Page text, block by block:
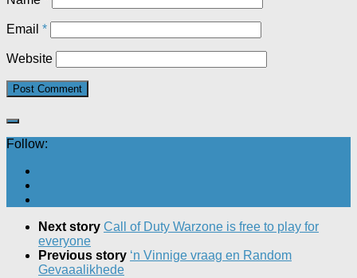
Email *
Website
Follow:
Next story Call of Duty Warzone is free to play for
everyone
Previous story ‘n Vinnige vraag en Random
Gevaaalikhede